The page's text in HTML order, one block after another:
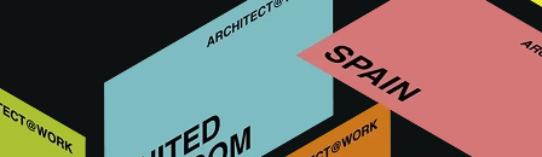
WOODY
WANDVERKLEIDUNG